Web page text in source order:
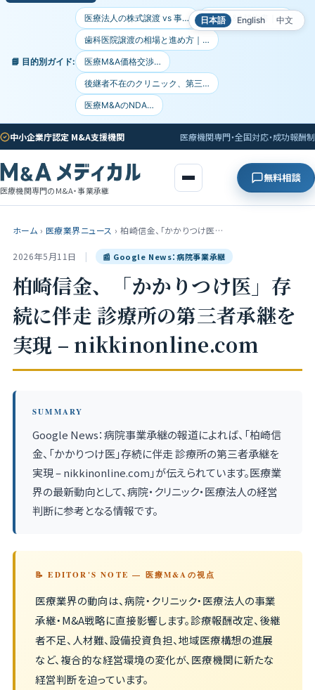
日本語 English 中文
📘 目的別ガイド:
医療法人の株式譲渡 vs 事… 医療M&A契約書｜…
歯科医院譲渡の相場と進め方｜…
医療M&A価格交渉…
後継者不在のクリニック、第三…
医療M&AのNDA…
中小企業庁認定 M&A支援機関 医療機関専門・全国対応・成功報酬制
医療機関専門のM&A・事業承継
無料相談
ホーム › 医療業界ニュース › 柏崎信金、「かかりつけ医…
2026年5月11日 | 📰 Google News：病院事業承継
柏崎信金、「かかりつけ医」存
続に伴走 診療所の第三者承継を
実現 – nikkinonline.com
SUMMARY
Google News：病院事業承継の報道によれば、「柏崎信
金、「かかりつけ医」存続に伴走 診療所の第三者承継を
実現 – nikkinonline.com」が伝えられています。医療業
界の最新動向として、病院・クリニック・医療法人の経営
判断に参考となる情報です。
📝 EDITOR'S NOTE — 医療M&Aの視点
医療業界の動向は、病院・クリニック・医療法人の事業
承継・M&A戦略に直接影響します。診療報酬改定、後継
者不足、人材難、設備投資負担、地域医療構想の進展
など、複合的な経営環境の変化が、医療機関に新たな
経営判断を迫っています。